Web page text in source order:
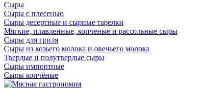
Сыры
Сыры с плесенью
Сыры десертные и сырные тарелки
Мягкие, плавленные, копченые и рассольные сыры
Сыры для гриля
Сыры из козьего молока и овечьего молока
Твердые и полутвердые сыры
Сыры импортные
Сыры копчёные